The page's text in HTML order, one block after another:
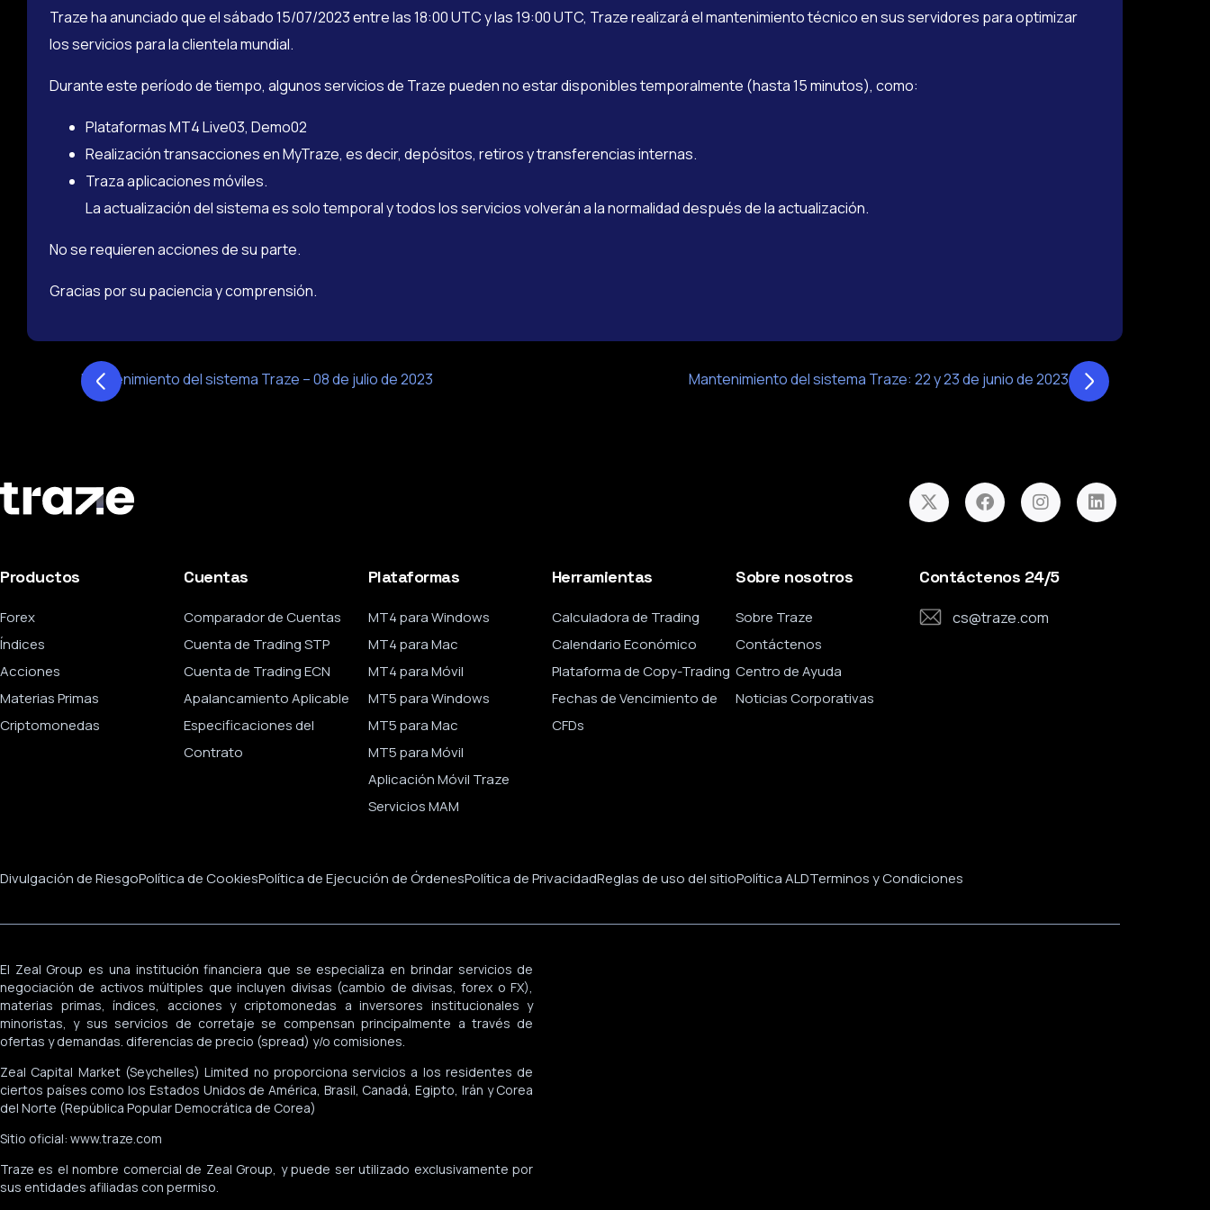
Traze ha anunciado que el sábado 15/07/2023 entre las 18:00 UTC y las 19:00 UTC, Traze realizará el mantenimiento técnico en sus servidores para optimizar
los servicios para la clientela mundial.
Durante este período de tiempo, algunos servicios de Traze pueden no estar disponibles temporalmente (hasta 15 minutos), como:
Plataformas MT4 Live03, Demo02
Realización transacciones en MyTraze, es decir, depósitos, retiros y transferencias internas.
Traza aplicaciones móviles.
La actualización del sistema es solo temporal y todos los servicios volverán a la normalidad después de la actualización.
No se requieren acciones de su parte.
Gracias por su paciencia y comprensión.
Mantenimiento del sistema Traze – 08 de julio de 2023 Mantenimiento del sistema Traze: 22 y 23 de junio de 2023
Productos
Forex
Índices
Acciones
Materias Primas
Criptomonedas
Cuentas
Comparador de Cuentas
Cuenta de Trading STP
Cuenta de Trading ECN
Apalancamiento Aplicable
Especificaciones del
Contrato
Plataformas
MT4 para Windows
MT4 para Mac
MT4 para Móvil
MT5 para Windows
MT5 para Mac
MT5 para Móvil
Aplicación Móvil Traze
Servicios MAM
Herramientas
Calculadora de Trading
Calendario Económico
Plataforma de Copy-Trading
Fechas de Vencimiento de
CFDs
Sobre nosotros
Sobre Traze
Contáctenos
Centro de Ayuda
Noticias Corporativas
Contáctenos 24/5
cs@traze.com
Divulgación de RiesgoPolítica de CookiesPolítica de Ejecución de ÓrdenesPolítica de PrivacidadReglas de uso del sitioPolítica ALDTerminos y Condiciones
El Zeal Group es una institución financiera que se especializa en brindar servicios de
negociación de activos múltiples que incluyen divisas (cambio de divisas, forex o FX),
materias primas, índices, acciones y criptomonedas a inversores institucionales y
minoristas, y sus servicios de corretaje se compensan principalmente a través de
ofertas y demandas. diferencias de precio (spread) y/o comisiones.
Zeal Capital Market (Seychelles) Limited no proporciona servicios a los residentes de
ciertos países como los Estados Unidos de América, Brasil, Canadá, Egipto, Irán y Corea
del Norte (República Popular Democrática de Corea)
Sitio oficial: www.traze.com
Traze es el nombre comercial de Zeal Group, y puede ser utilizado exclusivamente por
sus entidades afiliadas con permiso.